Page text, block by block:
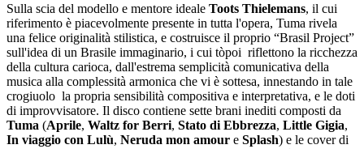
Sulla scia del modello e mentore ideale Toots Thielemans, il cui
riferimento è piacevolmente presente in tutta l'opera, Tuma rivela
una felice originalità stilistica, e costruisce il proprio “Brasil Project”
sull'idea di un Brasile immaginario, i cui tòpoi riflettono la ricchezza
della cultura carioca, dall'estrema semplicità comunicativa della
musica alla complessità armonica che vi è sottesa, innestando in tale
crogiuolo la propria sensibilità compositiva e interpretativa, e le doti
di improvvisatore. Il disco contiene sette brani inediti composti da
Tuma (Aprile, Waltz for Berri, Stato di Ebbrezza, Little Gigia,
In viaggio con Lulù, Neruda mon amour e Splash) e le cover di